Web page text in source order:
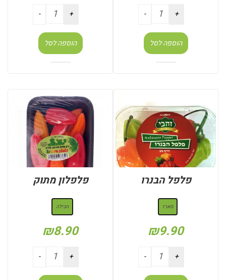
הוספה לסל הוספה לסל
פלפל הבנרו
מארז
₪9.90
פלפלון מתוק
חבילה
₪8.90